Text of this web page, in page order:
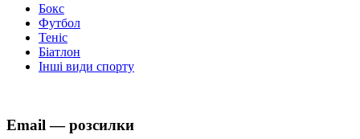
Бокс
Футбол
Теніс
Біатлон
Інші види спорту
Email — розсилки